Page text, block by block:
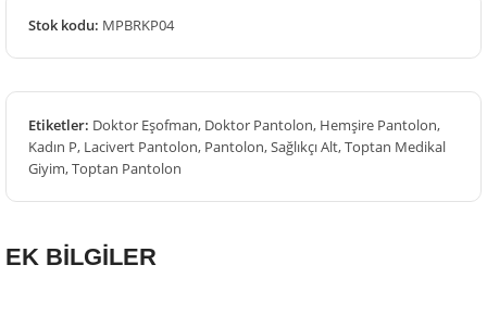
Stok kodu: MPBRKP04
Etiketler: Doktor Eşofman, Doktor Pantolon, Hemşire Pantolon,
Kadın P, Lacivert Pantolon, Pantolon,Sağlıkçı Alt,Toptan Medikal
Giyim,Toptan Pantolon
EK BİLGİLER